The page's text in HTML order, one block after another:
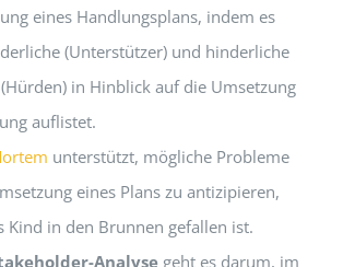
eines Handlungsplans, indem es
(Unterstützer) und hinderliche
in Hinblick auf die Umsetzung
auflistet.
unterstützt, mögliche Probleme
eines Plans zu antizipieren,
Kind in den Brunnen gefallen ist.
Analysegeht es darum, im